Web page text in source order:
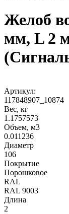
Желоб
мм, L 2
Артикул:
117848907_10874
Вес, кг
1.1757573
Объем, м3
0.011236
Диаметр
106
Покрытие
Порошковое
RAL
RAL 9003
Длина
2